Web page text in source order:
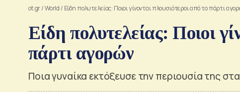
ot.gr/World / Είδη πολυτελείας: Ποιοι γίνονται πλουσιότεροι από το πάρτι
Είδη πολυτελείας: Ποιοι
πάρτι αγορών
Πoια γυναίκα εκτόξευσε την περιουσία της